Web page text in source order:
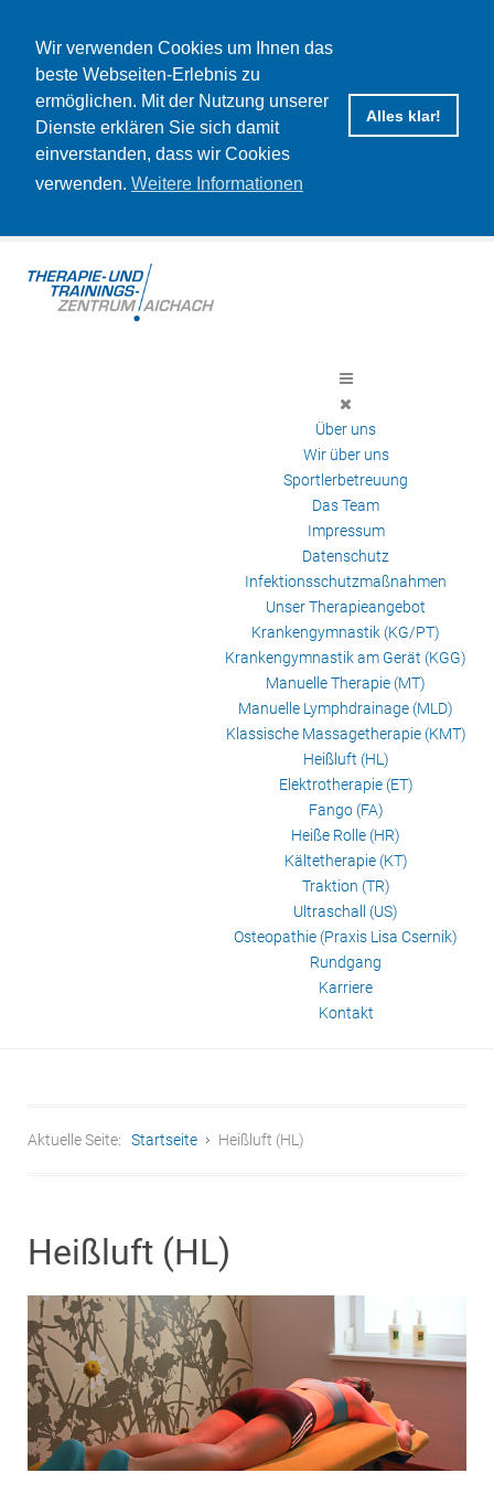
Wir verwenden Cookies um Ihnen das
beste Webseiten-Erlebnis zu
ermöglichen. Mit der Nutzung unserer
Dienste erklären Sie sich damit
einverstanden, dass wir Cookies
verwenden. Weitere Informationen
Alles klar!
Über uns
Wir über uns
Sportlerbetreuung
Das Team
Impressum
Datenschutz
Infektionsschutzmaßnahmen
Unser Therapieangebot
Krankengymnastik (KG/PT)
Krankengymnastik am Gerät (KGG)
Manuelle Therapie (MT)
Manuelle Lymphdrainage (MLD)
Klassische Massagetherapie (KMT)
Heißluft (HL)
Elektrotherapie (ET)
Fango (FA)
Heiße Rolle (HR)
Kältetherapie (KT)
Traktion (TR)
Ultraschall (US)
Osteopathie (Praxis Lisa Csernik)
Rundgang
Karriere
Kontakt
Aktuelle Seite: Startseite Heißluft (HL)
Heißluft (HL)